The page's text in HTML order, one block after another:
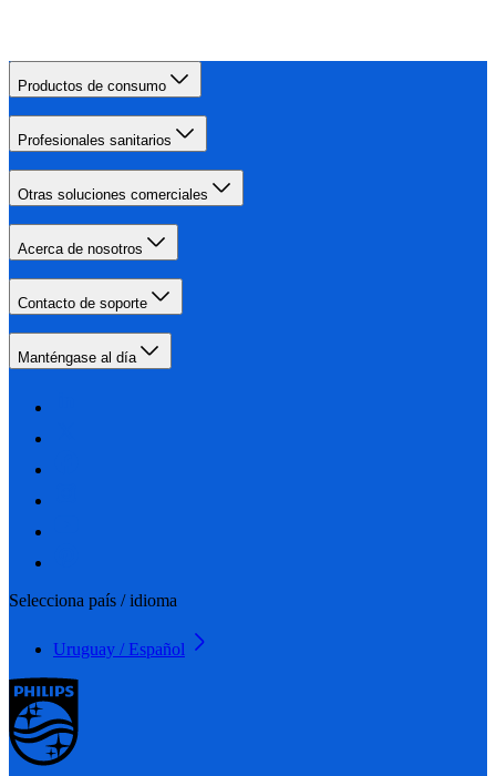
Productos de consumo
Profesionales sanitarios
Otras soluciones comerciales
Acerca de nosotros
Contacto de soporte
Manténgase al día
Selecciona país / idioma
Uruguay / Español